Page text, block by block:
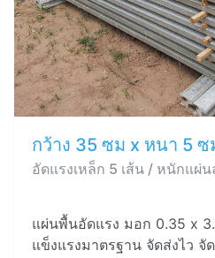
กว้าง 35 ซม x หนา 5
อัดแรงเหล็ก 5 เส้น / หนักแผ่
แผ่นพื้นอัดแรง มอก 0.35 x
แข็งแรงมาตรฐาน จัดส่งไว จั